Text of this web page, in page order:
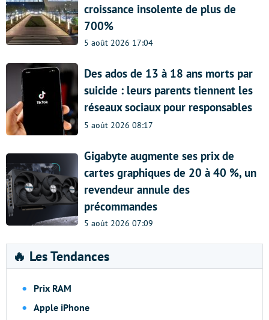
croissance insolente de plus de
700%
5 août 2026 17:04
Des ados de 13 à 18 ans morts par
suicide : leurs parents tiennent les
réseaux sociaux pour responsables
5 août 2026 08:17
Gigabyte augmente ses prix de
cartes graphiques de 20 à 40 %, un
revendeur annule des
précommandes
5 août 2026 07:09
🔥 Les Tendances
Prix RAM
Apple iPhone